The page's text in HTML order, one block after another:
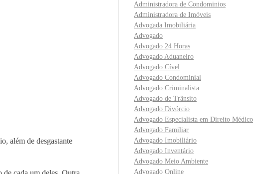
além de desgastante
Administradora de Condominios
Administradora de Imóveis
Advogada Imobiliária
Advogado
Advogado 24 Horas
Advogado Aduaneiro
Advogado Cível
Advogado Condominial
Advogado Criminalista
Advogado de Trânsito
Advogado Divórcio
Advogado Especialista em Direito Médico
Advogado Familiar
Advogado Imobiliário
Advogado Inventário
Advogado Meio Ambiente
Advogado Online